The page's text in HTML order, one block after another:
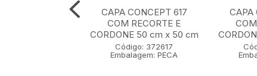
CAPA CONCEPT 617
COM RECORTE E
CORDONE 50 cm x 50 cm
Código: 372617
Embalagem: PECA
CAPA